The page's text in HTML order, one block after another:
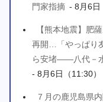
門家指摘 - 8月6日
【熊本地震】肥
再開…「やっぱり
ら安堵――八代－
- 8月6日（11:30）
７月の鹿児島県